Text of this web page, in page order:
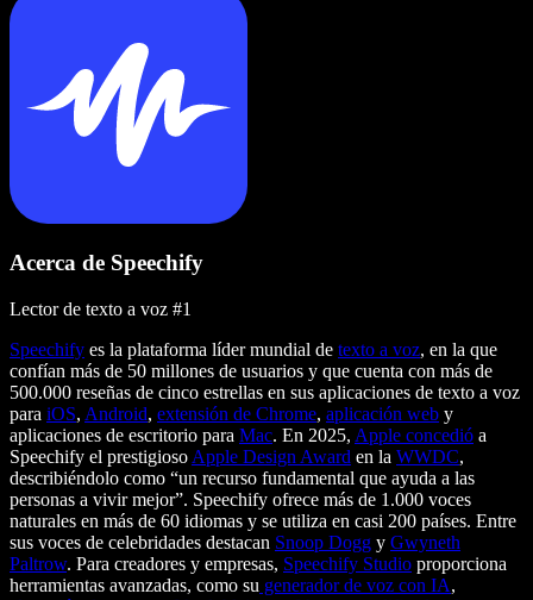
Acerca de Speechify
Lector de texto a voz #1
Speechify es la plataforma líder mundial de texto a voz, en la que
confían más de 50 millones de usuarios y que cuenta con más de
500.000 reseñas de cinco estrellas en sus aplicaciones de texto a voz
para iOS, Android, extensión de Chrome, aplicación web y
aplicaciones de escritorio para Mac. En 2025, Apple concedió a
Speechify el prestigioso Apple Design Award en la WWDC,
describiéndolo como “un recurso fundamental que ayuda a las
personas a vivir mejor”. Speechify ofrece más de 1.000 voces
naturales en más de 60 idiomas y se utiliza en casi 200 países. Entre
sus voces de celebridades destacan Snoop Dogg y Gwyneth
Paltrow. Para creadores y empresas, Speechify Studio proporciona
herramientas avanzadas, como su generador de voz con IA,